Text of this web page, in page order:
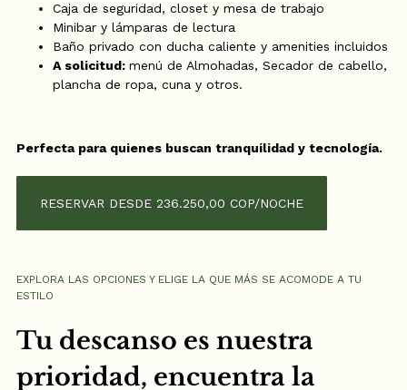
Caja de seguridad, closet y mesa de trabajo
Minibar y lámparas de lectura
Baño privado con ducha caliente y amenities incluidos
A solicitud: menú de Almohadas, Secador de cabello,
plancha de ropa, cuna y otros.
Perfecta para quienes buscan tranquilidad y tecnología.
RESERVAR DESDE 236.250,00 COP/NOCHE
EXPLORA LAS OPCIONES Y ELIGE LA QUE MÁS SE ACOMODE A TU
ESTILO
Tu descanso es nuestra
prioridad, encuentra la